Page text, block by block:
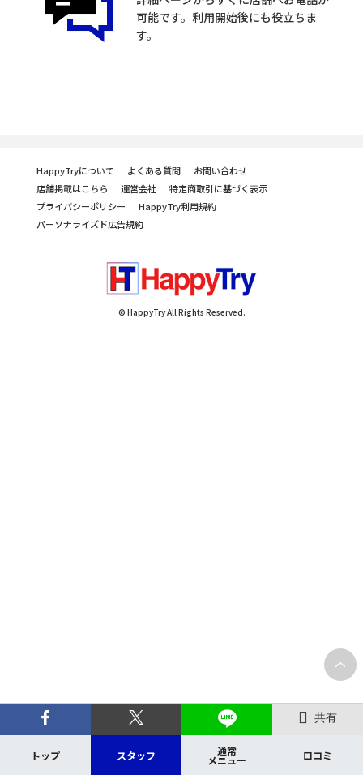
共有
トップ スタッフ 通常
メニュー 口コミ
可能です。利用開始後にも役立ちま
す。
HappyTryについて よくある質問
お問い合わせ
店舗掲載はこちら
運営会社
特定商取引に基づく表示
プライバシーポリシー
HappyTry利用規約
パーソナライズド広告規約
© HappyTry All Rights Reserved.